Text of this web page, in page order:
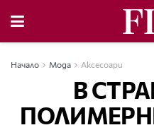
Начало Мода Аксесоари
В